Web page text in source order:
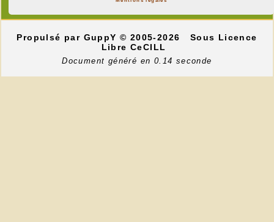
Propulsé par GuppY© 2005-2026
Sous Licence
Libre CeCILL
Document généré en 0.14 seconde